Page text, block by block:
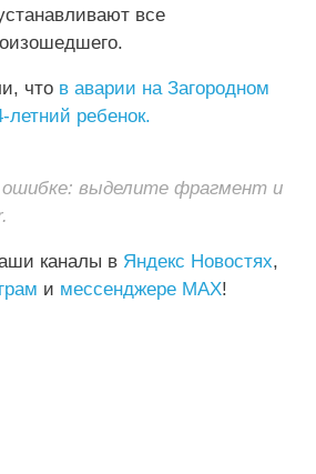
все
что в аварии на Загородном
ребенок.
выделите фрагмент и
каналы в Яндекс Новостях,
и мессенджере MAX!